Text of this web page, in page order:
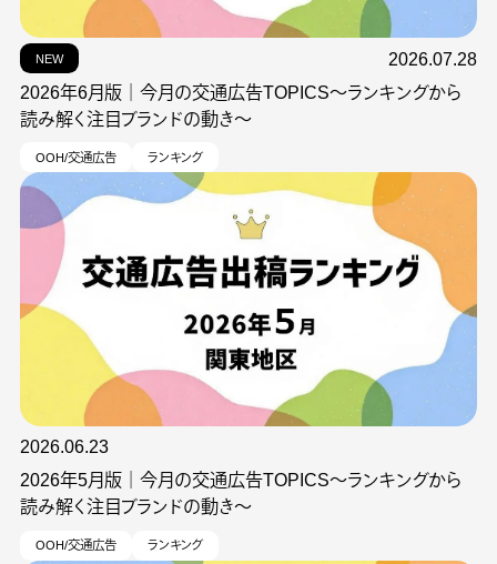
NEW
2026.07.28
2026年6月版｜今月の交通広告TOPICS～ランキングから
読み解く注目ブランドの動き～
OOH/交通広告 ランキング
2026.06.23
2026年5月版｜今月の交通広告TOPICS～ランキングから
読み解く注目ブランドの動き～
OOH/交通広告 ランキング